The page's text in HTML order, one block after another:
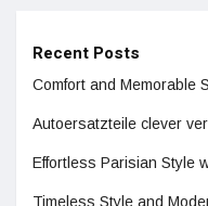
Recent Posts
Comfort and Memorable
Autoersatzteile clever
Effortless Parisian Style
Timeless Style and